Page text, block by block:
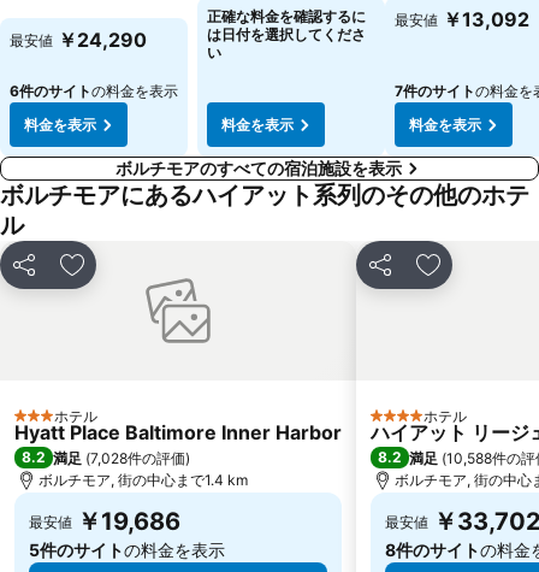
料金を表示
最安値 ￥24,290
6件のサイトの料金を表示
料金を表示
料金を表示
正確な料金を確認するに
は日付を選択してくださ
い
料金を表示
料金を表示
最安値 ￥13,092
7件のサイトの料金を
料金を表示
ボルチモアのすべての宿泊施設を表示
ボルチモアにあるハイアット系列のその他のホテ
ル
シェア お気に入りに追加
3 ホテルのランク
ホテル
Hyatt Place Baltimore Inner Harbor
8.2 満足 (7,028件の評価)
ボルチモア, 街の中心まで1.4 km
最安値 ￥19,686
5件のサイトの料金を表示
シェア お気に入り
4 ホテルのランク
ホテル
ハイアット リージ
8.2 満足 (10,588件の評
ボルチモア, 街の中心
最安値 ￥
8件のサイトの料金